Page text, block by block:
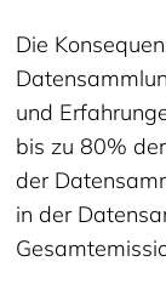
Die
und
bis zu 80%
der
in der